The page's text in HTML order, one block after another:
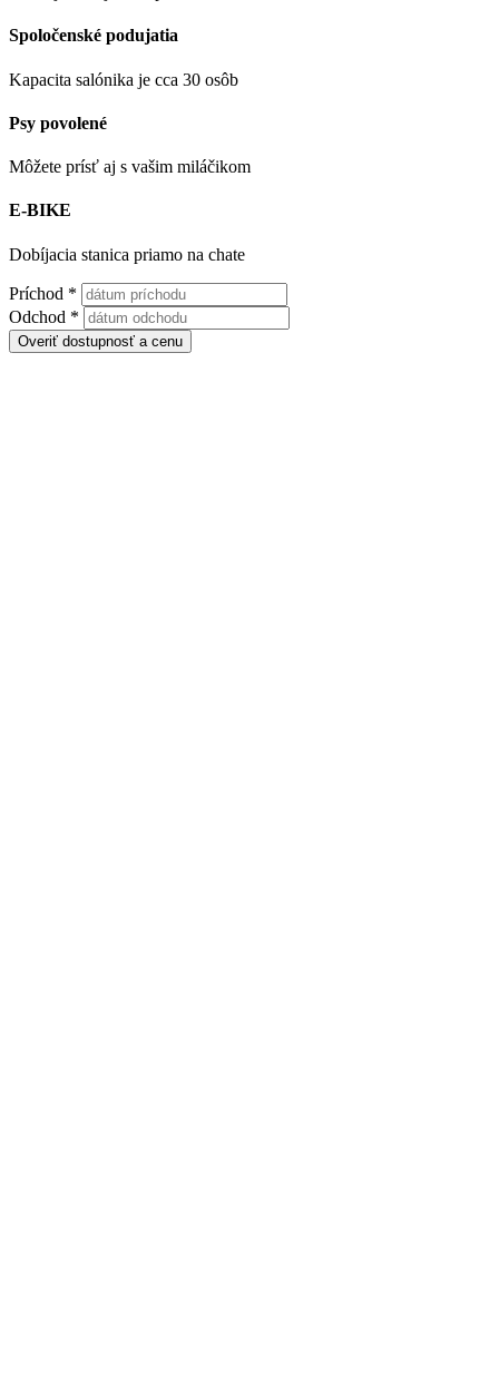
Spoločenské podujatia
Kapacita salónika je cca 30 osôb
Psy povolené
Môžete prísť aj s vašim miláčikom
E-BIKE
Dobíjacia stanica priamo na chate
Príchod *
Odchod *
Overiť dostupnosť a cenu